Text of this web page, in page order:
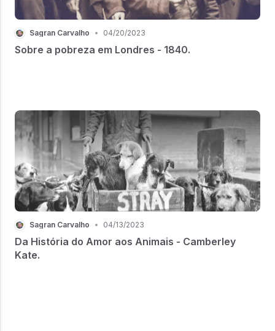
Sagran Carvalho • 04/20/2023
Sobre a pobreza em Londres - 1840.
Sagran Carvalho • 04/13/2023
Da História do Amor aos Animais - Camberley
Kate.